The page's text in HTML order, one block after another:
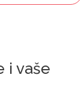
i vaše